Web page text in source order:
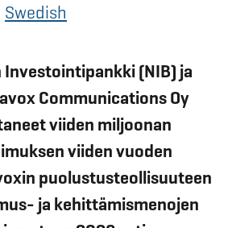
Swedish
(NIB) ja
Communications Oy
viiden miljoonan
viiden vuoden
puolustusteollisuuteen
ja kehittämismenojen